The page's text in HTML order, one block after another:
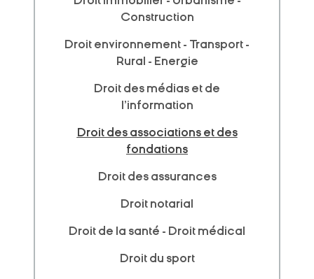
Construction
Droit environnement - Transport -
Rural - Energie
Droit des médias et de
l'information
Droit des associations et des
fondations
Droit des assurances
Droit notarial
Droit de la santé - Droit médical
Droit du sport